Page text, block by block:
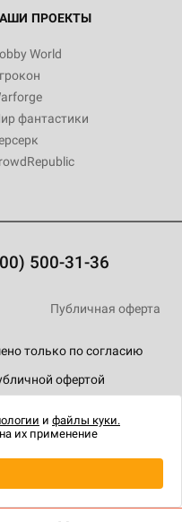
ПРОЕКТЫ
World
фантастики
500-31-36
только по согласию
офертой
Публичная оферта
и файлы куки.
их применение